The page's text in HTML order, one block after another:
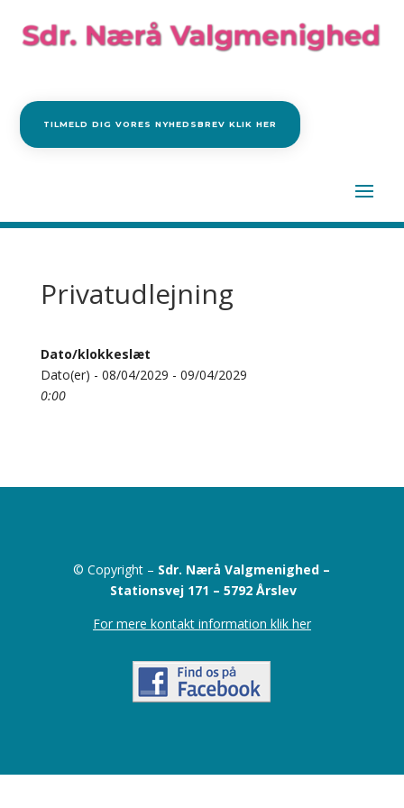
TILMELD DIG VORES NYHEDSBREV KLIK HER
Privatudlejning
Dato/klokkeslæt
Dato(er) - 08/04/2029 - 09/04/2029
0:00
© Copyright – Sdr. Nærå Valgmenighed –
Stationsvej 171 –5792 Årslev
For mere kontakt information klik her